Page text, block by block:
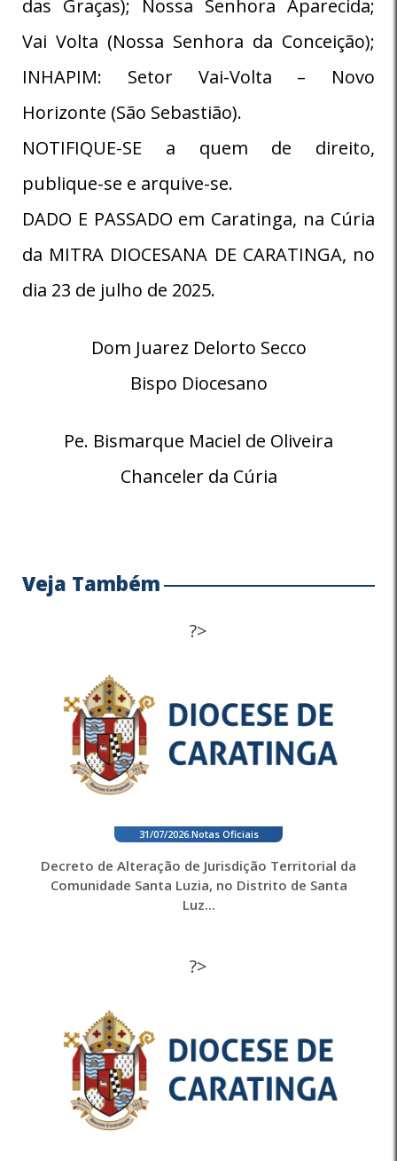
das Graças); Nossa Senhora Aparecida;
Vai Volta (Nossa Senhora da Conceição);
INHAPIM: Setor Vai-Volta – Novo
Horizonte (São Sebastião).
NOTIFIQUE-SE a quem de direito,
publique-se e arquive-se.
DADO E PASSADO em Caratinga, na Cúria
da MITRA DIOCESANA DE CARATINGA, no
dia 23 de julho de 2025.
Dom Juarez Delorto Secco
Bispo Diocesano
Pe. Bismarque Maciel de Oliveira
Chanceler da Cúria
Veja Também
?>
31/07/2026. Notas Oficiais
Decreto de Alteração de Jurisdição Territorial da
Comunidade Santa Luzia, no Distrito de Santa
Luz...
?>